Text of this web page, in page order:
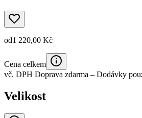
od1 220,00 Kč
Cena celkem
vč. DPH Doprava zdarma – Dodávky
Velikost